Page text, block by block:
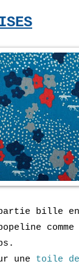
bille
une toile de